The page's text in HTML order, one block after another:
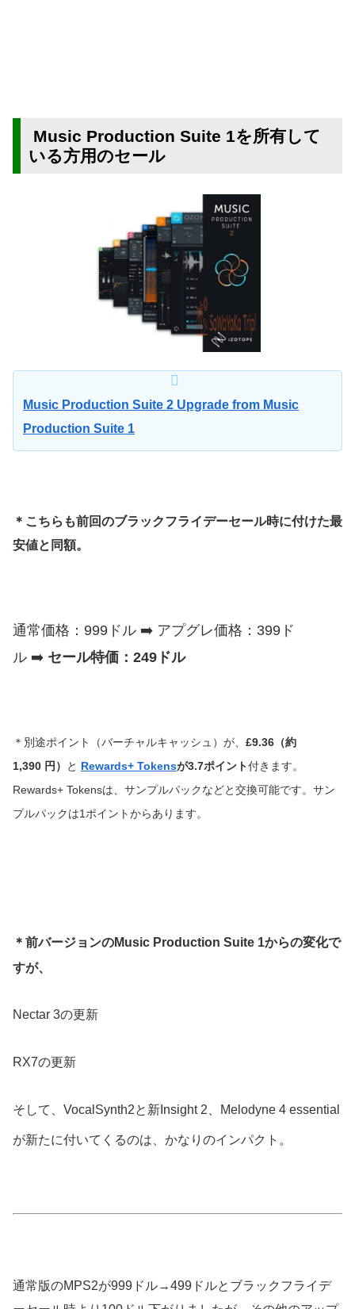
Music Production Suite 1を所有して
いる方用のセール
Music Production Suite 2 Upgrade from Music
Production Suite 1
＊こちらも前回のブラックフライデーセール時に付けた最
安値と同額。
通常価格：999ドル ➡️ アプグレ価格：399ド
ル ➡️ セール特価：249ドル
＊別途ポイント（バーチャルキャッシュ） が、 £9.36 （約
1,390 円）
と Rewards+ Tokensが3.7ポイント付きます。
Rewards+ Tokensは、サンプルパックなどと交換可能です。サン
プルパックは1ポイントからあります。
＊前バージョンのMusic Production Suite 1からの変化で
すが、
Nectar 3の更新
RX7の更新
そして、VocalSynth2と 新Insight 2、Melodyne 4 essential
が新たに付いてくるのは、かなりのインパクト。
通常版のMPS2が999ドル→499ドルとブラックフライデ